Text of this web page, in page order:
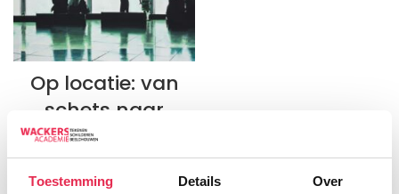
Toestemming Details Over
Op locatie: van
schets naar
olieverf met
Koen Vermeule